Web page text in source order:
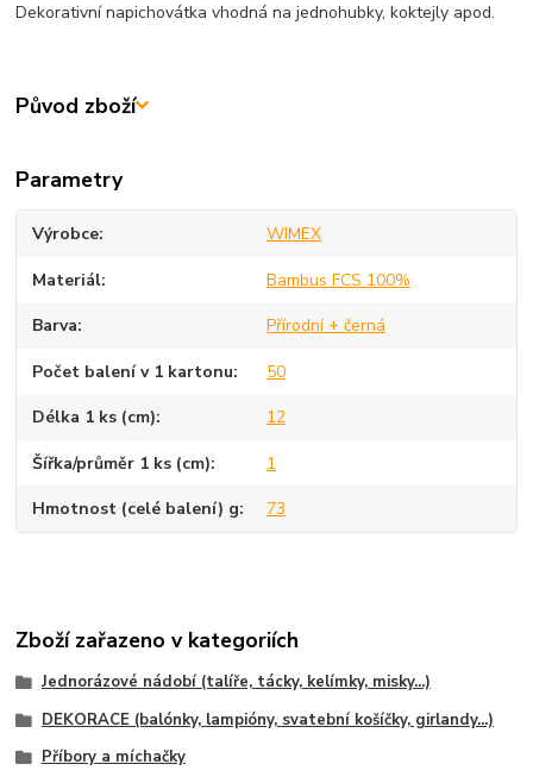
Dekorativní napichovátka vhodná na jednohubky, koktejly apod.
Původ zboží
Parametry
Výrobce WIMEX
Materiál Bambus FCS 100%
Barva Přírodní + černá
Počet balení v 1 kartonu 50
Délka 1 ks (cm) 12
Šířka/průměr 1 ks (cm) 1
Hmotnost (celé balení) g 73
Zboží zařazeno v kategoriích
Jednorázové nádobí (talíře, tácky, kelímky, misky...)
DEKORACE (balónky, lampióny, svatební košíčky, girlandy...)
Příbory a míchačky